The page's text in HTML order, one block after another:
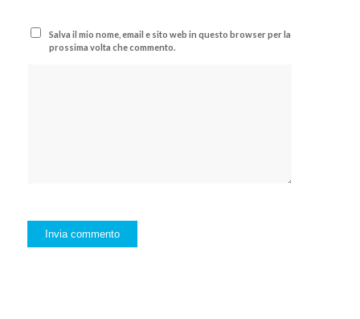
Salva il mio nome, email e sito web in questo browser per la
prossima volta che commento.